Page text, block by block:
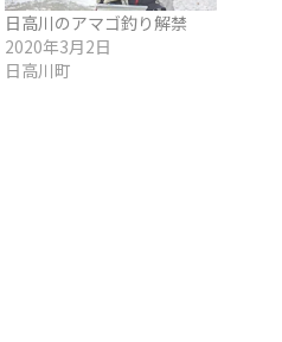
日高川のアマゴ釣り解禁
2020年3月2日
日高川町